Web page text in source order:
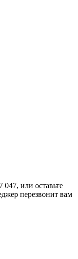
или оставьте
перезвонит вам